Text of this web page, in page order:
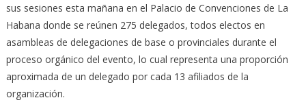
sus sesiones esta mañana en el Palacio de Convenciones de La
Habana donde se reúnen 275 delegados, todos electos en
asambleas de delegaciones de base o provinciales durante el
proceso orgánico del evento, lo cual representa una proporción
aproximada de un delegado por cada 13 afiliados de la
organización.